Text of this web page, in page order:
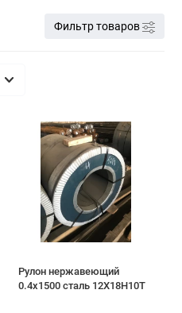
Фильтр товаров
Рулон нержавеющий
0.4х1500 сталь 12Х18Н10Т